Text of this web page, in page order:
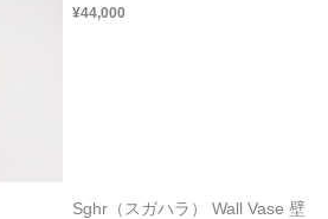
¥44,000
Sghr（スガハラ） Wall Vase 壁